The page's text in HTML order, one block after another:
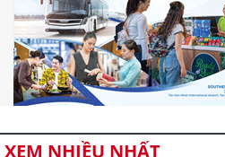
XEM NHIỀU NHẤT